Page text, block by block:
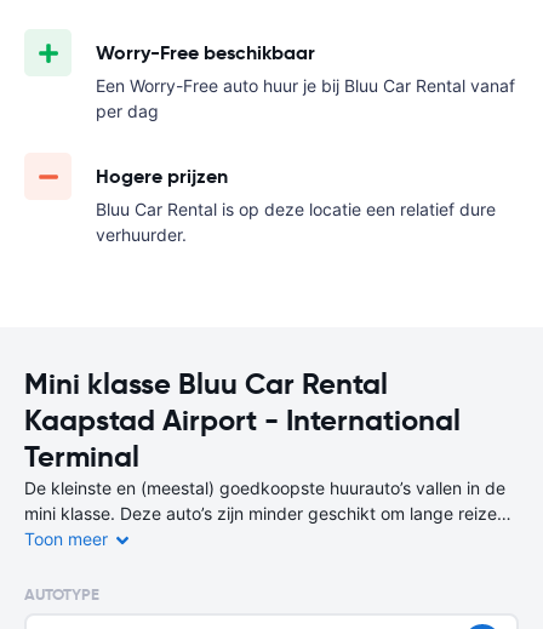
Worry-Free beschikbaar
Een Worry-Free auto huur je bij Bluu Car Rental vanaf
per dag
Hogere prijzen
Bluu Car Rental is op deze locatie een relatief dure
verhuurder.
Mini klasse Bluu Car Rental
Kaapstad Airport - International
Terminal
De kleinste en (meestal) goedkoopste huurauto’s vallen in de
mini klasse. Deze auto’s zijn minder geschikt om lange reizen
mee te maken, maar wel perfect voor korte afstanden of een
Je bent niet alleen voordelig uit bij de huur van de auto, maar
Toon meer
AUTOTYPE